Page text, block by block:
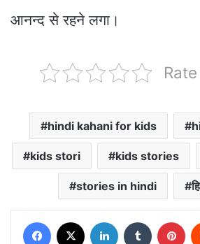
आनन्द से रहने लगा।
hindi kahani for kids
kids stori kids stories
stories in hindi
Facebook LinkedIn Tumblr